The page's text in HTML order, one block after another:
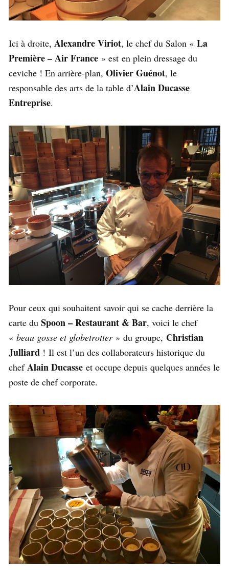
Ici à droite, Alexandre Viriot, le chef du Salon « La
Première – Air France » est en plein dressage du
ceviche ! En arrière-plan, Olivier Guénot, le
responsable des arts de la table d’Alain Ducasse
Entreprise.
Pour ceux qui souhaitent savoir qui se cache derrière la
carte du Spoon – Restaurant & Bar, voici le chef
« beau gosse et globetrotter» du groupe, Christian
Julliard ! Il est l’un des collaborateurs historique du
chefAlain Ducasse et occupe depuis quelques années le
poste de chef corporate.